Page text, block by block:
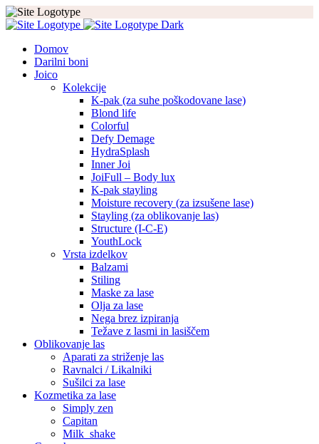
Domov
Darilni boni
Joico
Kolekcije
K-pak (za suhe poškodovane lase)
Blond life
Colorful
Defy Demage
HydraSplash
Inner Joi
JoiFull – Body lux
K-pak stayling
Moisture recovery (za izsušene lase)
Stayling (za oblikovanje las)
Structure (I-C-E)
YouthLock
Vrsta izdelkov
Balzami
Stiling
Maske za lase
Olja za lase
Nega brez izpiranja
Težave z lasmi in lasiščem
Oblikovanje las
Aparati za striženje las
Ravnalci / Likalniki
Sušilci za lase
Kozmetika za lase
Simply zen
Capitan
Milk_shake